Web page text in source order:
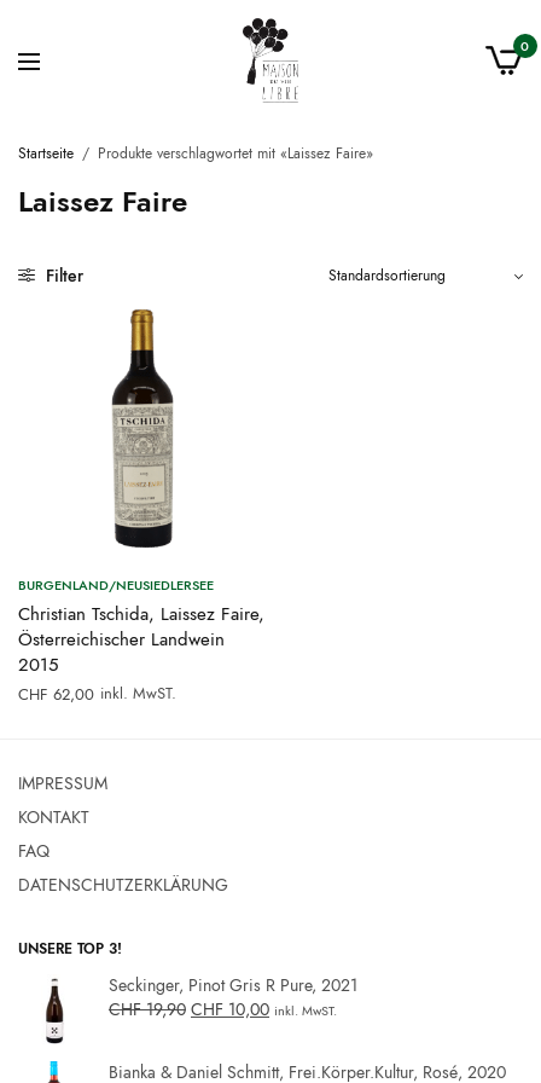
0
Startseite / Produkte verschlagwortet mit «Laissez Faire»
Laissez Faire
Filter
BURGENLAND/NEUSIEDLERSEE
Christian Tschida, Laissez Faire,
Österreichischer Landwein
2015
CHF 62,00 inkl. MwST.
IMPRESSUM
KONTAKT
FAQ
DATENSCHUTZERKLÄRUNG
UNSERE TOP 3!
Seckinger, Pinot Gris R Pure, 2021
CHF19,90 CHF 10,00 inkl. MwST.
Bianka & Daniel Schmitt, Frei.Körper.Kultur, Rosé, 2020